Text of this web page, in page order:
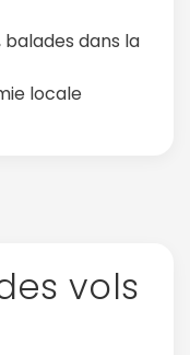
dans la
locale
vols